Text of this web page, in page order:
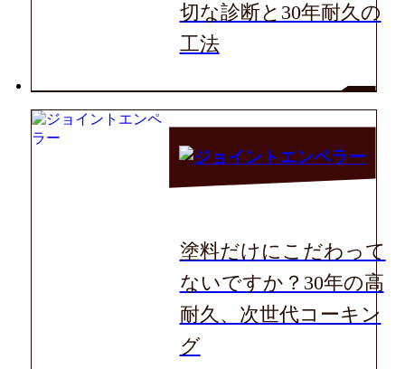
切な診断と30年耐久の
工法
塗料だけにこだわって
ないですか？30年の高
耐久、次世代コーキン
グ